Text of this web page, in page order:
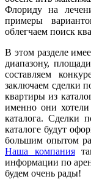
Флориду на
примеры
облегчаем поиск
В этом разделе
диапазону,
составляем
заключаем сделки
квартиры из
именно они
каталога. Сделки
каталоге будут
большим опытом
Наша компания
информации по
будем очень рады!